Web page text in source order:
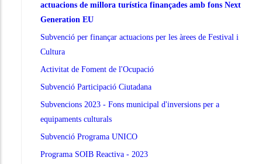
actuacions de millora turística finançades amb fons Next
Generation EU
Subvenció per finançar actuacions per les àrees de Festival i
Cultura
Activitat de Foment de l'Ocupació
Subvenció Participació Ciutadana
Subvencions 2023 - Fons municipal d'inversions per a
equipaments culturals
Subvenció Programa UNICO
Programa SOIB Reactiva - 2023